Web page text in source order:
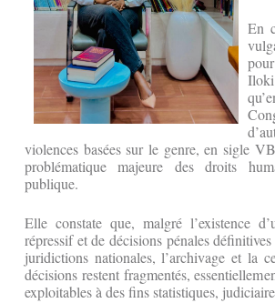
En
Iloki
violences basées sur le genre, en sigle
problématique majeure des droits
publique.
Elle constate que, malgré l’existence
répressif et de décisions pénales
juridictions nationales, l’archivage et la
décisions restent fragmentés,
exploitables à des fins statistiques,